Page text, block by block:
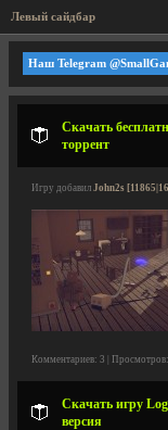
Левый сайдбар
Наш Telegram
Скачать
торрент
Игру добавил John2s
Комментариев: 3 |
Скачать игру
версия